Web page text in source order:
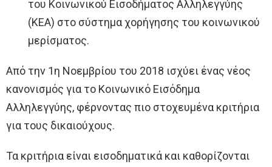
του Κοινωνικού Εισοδήματος Αλληλεγγύης
(ΚΕΑ) στο σύστημα χορήγησης του κοινωνικού
μερίσματος.
Από την 1η Νοεμβρίου του 2018 ισχύει ένας νέος
κανονισμός για το Κοινωνικό Εισόδημα
Αλληλεγγύης, φέρνοντας πιο στοχευμένα κριτήρια
για τους δικαιούχους.
Τα κριτήρια είναι εισοδηματικά και καθορίζονται